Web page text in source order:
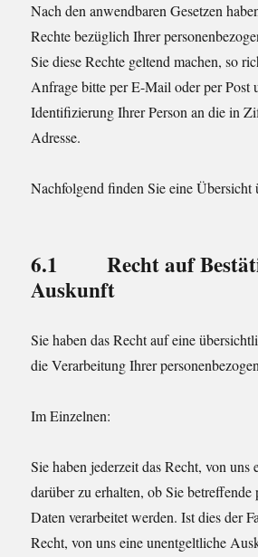
Nach den anwendbaren Gesetzen
Rechte bezüglich Ihrer
Sie diese Rechte geltend machen, so
Anfrage bitte per E-Mail oder per Post
Identifizierung Ihrer Person an die in
Adresse.
Nachfolgend finden Sie eine Übersicht
6.1 Recht auf
Auskunft
Sie haben das Recht auf eine
die Verarbeitung Ihrer
Im Einzelnen:
Sie haben jederzeit das Recht, von uns
darüber zu erhalten, ob Sie betreffende
Daten verarbeitet werden. Ist dies der
Recht, von uns eine unentgeltliche